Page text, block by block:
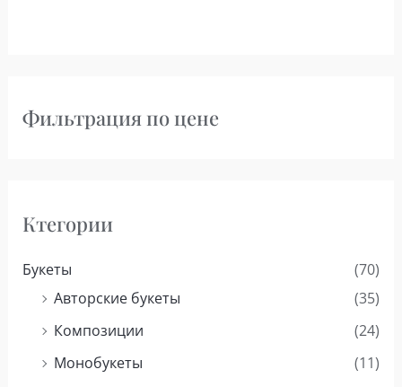
Фильтрация по цене
Ктегории
Букеты
(70)
Авторские букеты
(35)
Композиции
(24)
Монобукеты
(11)